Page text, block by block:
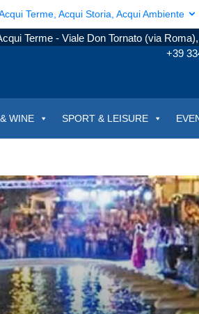
Terme, Acqui Storia, Acqui Ambiente
Terme - Viale Don Tornato (via
+39
WINE SPORT & LEISURE